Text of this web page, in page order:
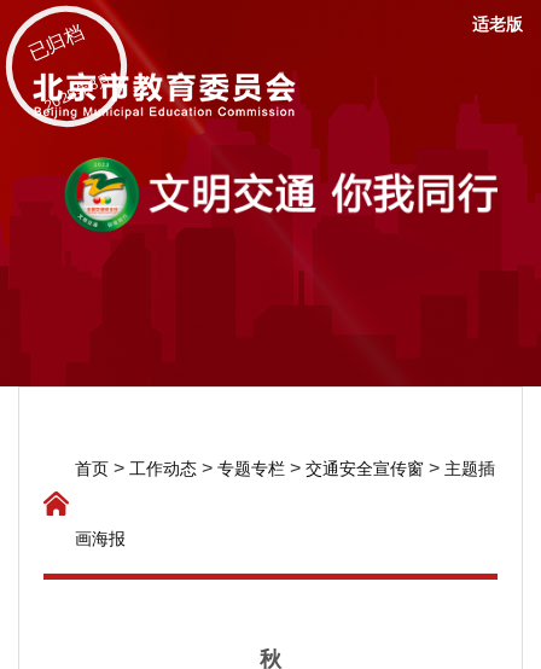
已归档
2025年8月
适老版
首页 > 工作动态 > 专题专栏 > 交通安全宣传窗 > 主题插
画海报
秋